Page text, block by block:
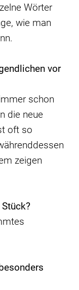
Wörter
wie man
vor
schon
die neue
oft so
zeigen
ck?